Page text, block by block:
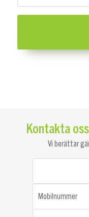
Kontakta
Vi berättar
Mobilnummer